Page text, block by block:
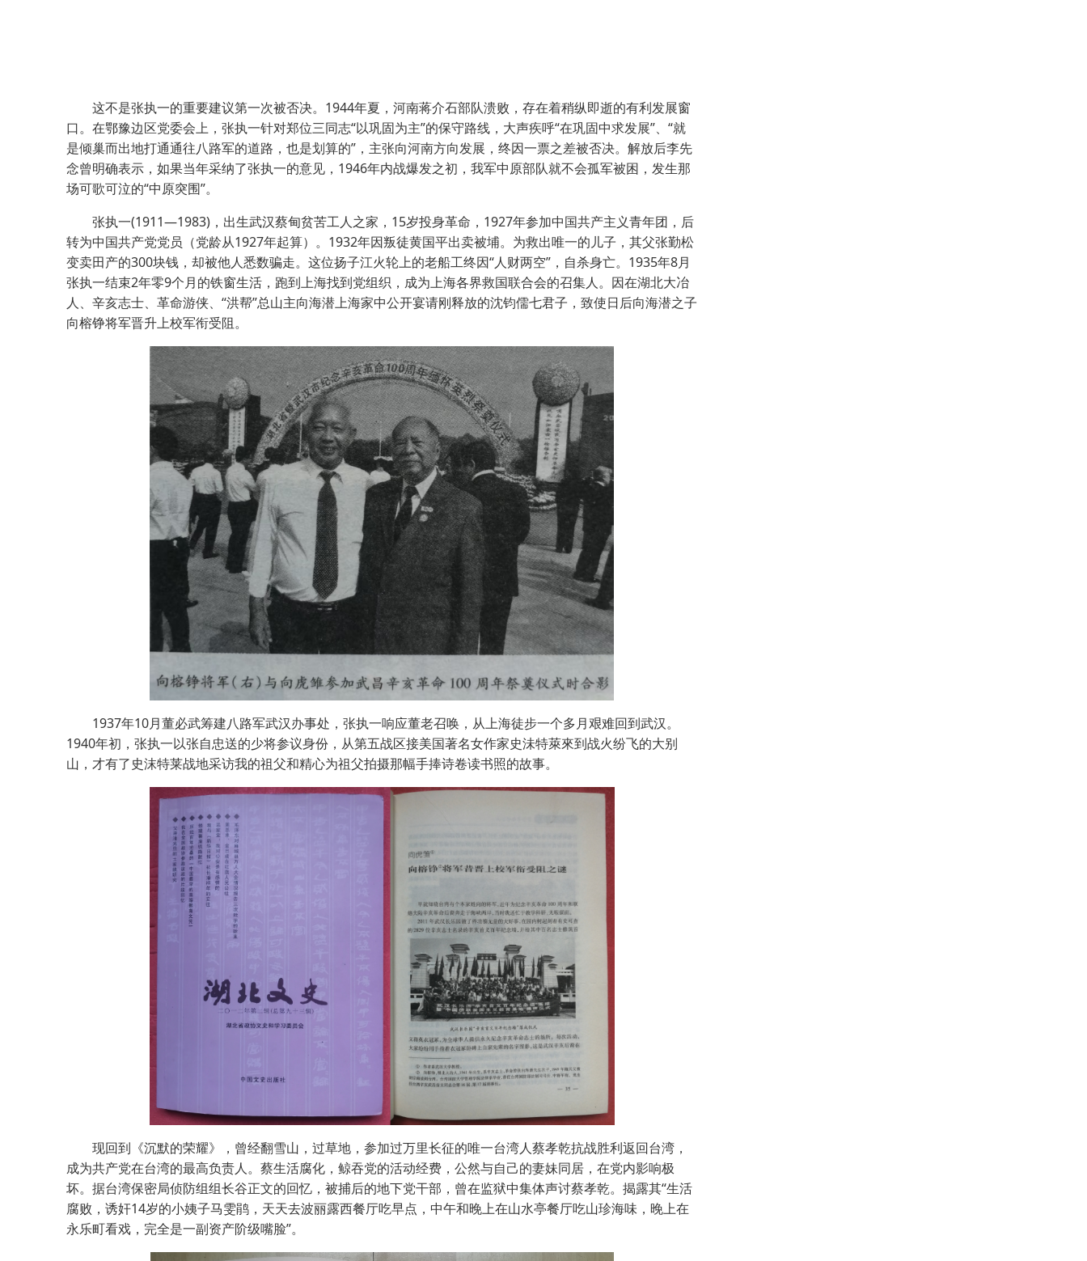
这不是张执一的重要建议第一次被否决。1944年夏，河南蒋介石部队溃败，存在着稍纵即逝的有利发展窗
口。在鄂豫边区党委会上，张执一针对郑位三同志“以巩固为主”的保守路线，大声疾呼“在巩固中求发展”、“就
是倾巢而出地打通通往八路军的道路，也是划算的”，主张向河南方向发展，终因一票之差被否决。解放后李先
念曾明确表示，如果当年采纳了张执一的意见，1946年内战爆发之初，我军中原部队就不会孤军被困，发生那
场可歌可泣的“中原突围”。
张执一(1911—1983)，出生武汉蔡甸贫苦工人之家，15岁投身革命，1927年参加中国共产主义青年团，后
转为中国共产党党员（党龄从1927年起算）。1932年因叛徒黄国平出卖被埔。为救出唯一的儿子，其父张勤松
变卖田产的300块钱，却被他人悉数骗走。这位扬子江火轮上的老船工终因“人财两空”，自杀身亡。1935年8月
张执一结束2年零9个月的铁窗生活，跑到上海找到党组织，成为上海各界救国联合会的召集人。因在湖北大冶
人、辛亥志士、革命游侠、“洪帮”总山主向海潜上海家中公开宴请刚释放的沈钧儒七君子，致使日后向海潜之子
向榕铮将军晋升上校军衔受阻。
1937年10月董必武筹建八路军武汉办事处，张执一响应董老召唤，从上海徒步一个多月艰难回到武汉。
1940年初，张执一以张自忠送的少将参议身份，从第五战区接美国著名女作家史沬特萊來到战火纷飞的大别
山，才有了史沫特莱战地采访我的祖父和精心为祖父拍摄那幅手捧诗卷读书照的故事。
现回到《沉默的荣耀》，曾经翻雪山，过草地，参加过万里长征的唯一台湾人蔡孝乾抗战胜利返回台湾，
成为共产党在台湾的最高负责人。蔡生活腐化，鲸吞党的活动经费，公然与自己的妻妹同居，在党内影响极
坏。据台湾保密局侦防组组长谷正文的回忆，被捕后的地下党干部，曾在监狱中集体声讨蔡孝乾。揭露其“生活
腐败，诱奸14岁的小姨子马雯鹃，天天去波丽露西餐厅吃早点，中午和晚上在山水亭餐厅吃山珍海味，晚上在
永乐町看戏，完全是一副资产阶级嘴脸”。